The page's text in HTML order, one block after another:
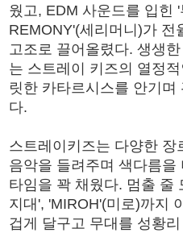
웠고, EDM 사운드를 입힌
REMONY'(세리머니)가 전
고조로 끌어올렸다. 생생
는 스트레이 키즈의 열정
릿한 카타르시스를 안기며
다.
스트레이키즈는 다양한 장
음악을 들려주며 색다름을
타임을 꽉 채웠다. 멈출 줄
지대', 'MIROH'(미로)까지
겁게 달구고 무대를 성황